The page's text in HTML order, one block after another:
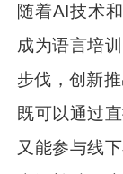
随着AI技术
成为语言培训
步伐，创新
既可以通过
又能参与线